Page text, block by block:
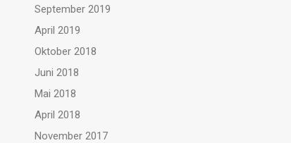
September 2019
April 2019
Oktober 2018
Juni 2018
Mai 2018
April 2018
November 2017